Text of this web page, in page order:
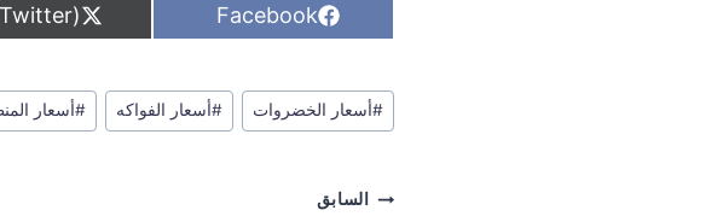
S
h
e
o
Facebook
S
h
e
o
وسوم
المقال:
#أسعار الخضروات #أسعار الفواكه #أسعار
تصفّح
السابق